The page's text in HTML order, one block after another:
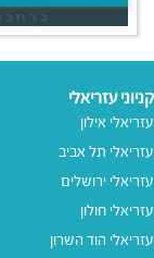
קניוני עזריאלי
עזריאלי אילון
עזריאלי תל אביב
עזריאלי ירושלים
עזריאלי חולון
עזריאלי הוד השרון